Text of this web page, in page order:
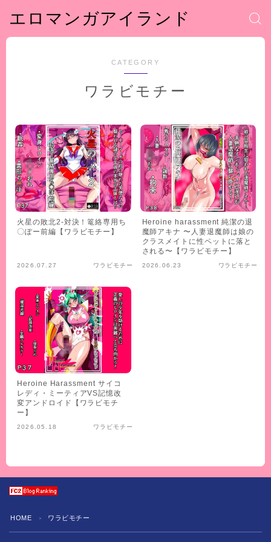
エロマンガアイランド
CATEGORY
ワラビモチー
火星の敗北2-対決！篭絡専用ち
〇ぽー前編【ワラビモチー】
2026.07.27 ワラビモチー
Heroine harassment 純潔の退
魔師アキナ 〜人妻退魔師は娘の
クラスメイトに性ペットに落と
される〜【ワラビモチー】
2026.06.23 ワラビモチー
Heroine Harassment サイコ
レディ・ミーティアVS記憶改
変アンドロイド【ワラビモチ
ー】
2026.05.18 ワラビモチー
HOME ＞ ワラビモチー